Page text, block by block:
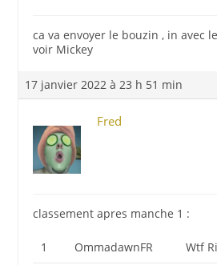
ca va envoyer le bouzin , in avec
voir Mickey
17 janvier 2022 à 23 h 51 min
Fred
classement apres manche 1 :
1 OmmadawnFR Wtf